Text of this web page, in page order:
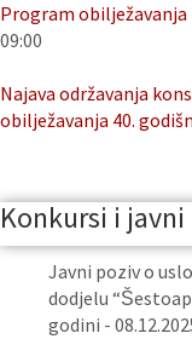
Program obilježavanja
09:00
Najava održavanja
obilježavanja 40.
Konkursi i
Javni poziv o
dodjelu
godini -